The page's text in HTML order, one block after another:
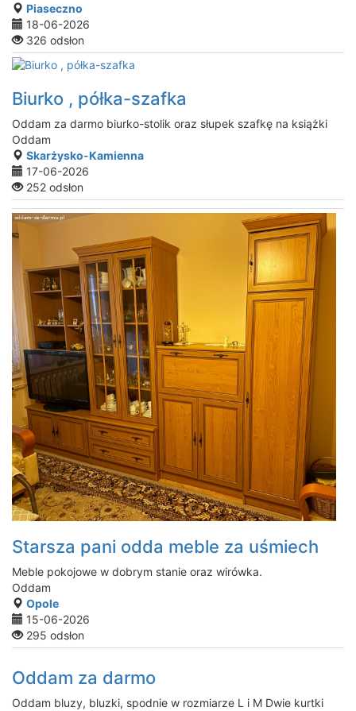
Piaseczno
18-06-2026
326 odsłon
Biurko , półka-szafka
Oddam za darmo biurko-stolik oraz słupek szafkę na książki
Oddam
Skarżysko-Kamienna
17-06-2026
252 odsłon
Starsza pani odda meble za uśmiech
Meble pokojowe w dobrym stanie oraz wirówka.
Oddam
Opole
15-06-2026
295 odsłon
Oddam za darmo
Oddam bluzy, bluzki, spodnie w rozmiarze L i M Dwie kurtki